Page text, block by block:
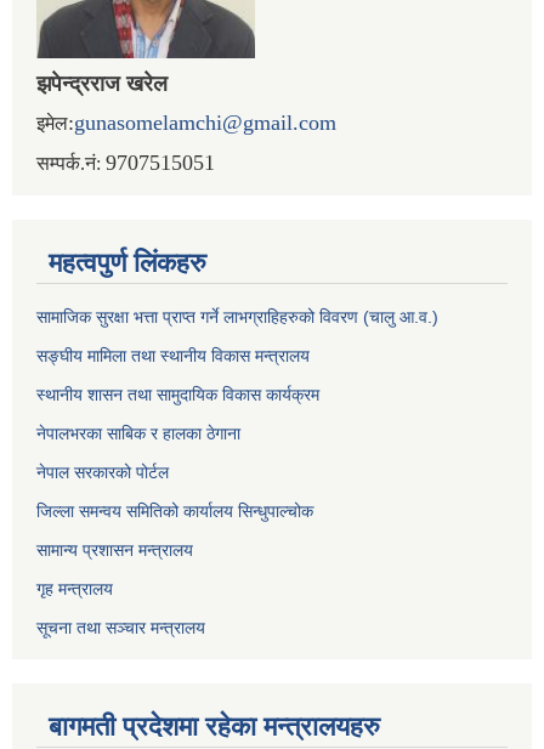
झपेन्द्रराज खरेल
इमेल:gunasomelamchi@gmail.com
सम्पर्क.नं: 9707515051
महत्वपुर्ण लिंकहरु
सामाजिक सुरक्षा भत्ता प्राप्त गर्ने लाभग्राहिहरुको विवरण (चालु आ.व.)
सङ्घीय मामिला तथा स्थानीय विकास मन्त्रालय
स्थानीय शासन तथा सामुदायिक विकास कार्यक्रम
नेपालभरका साबिक र हालका ठेगाना
नेपाल सरकारको पोर्टल
जिल्ला समन्वय समितिको कार्यालय सिन्धुपाल्चोक
सामान्य प्रशासन मन्त्रालय
गृह मन्त्रालय
सूचना तथा सञ्चार मन्त्रालय
बागमती प्रदेशमा रहेका मन्त्रालयहरु